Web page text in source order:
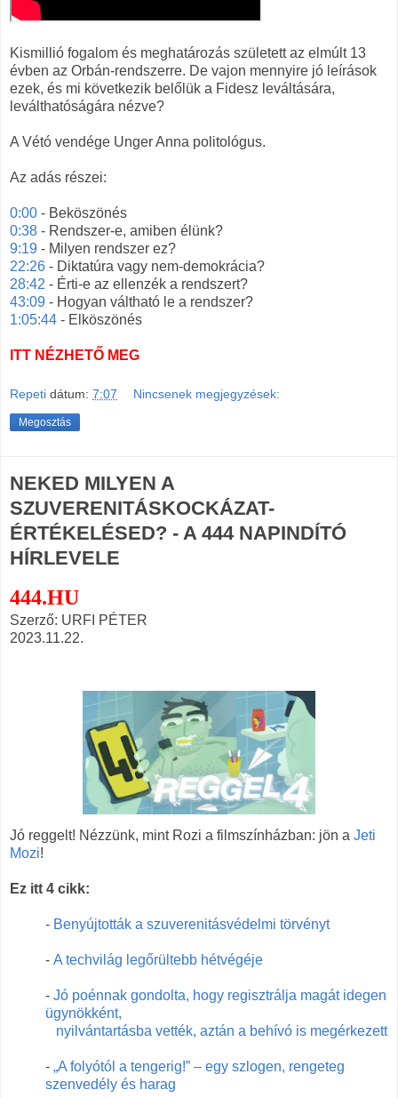
Kismillió fogalom és meghatározás született az elmúlt 13
évben az Orbán-rendszerre. De vajon mennyire jó leírások
ezek, és mi következik belőlük a Fidesz leváltására,
leválthatóságára nézve?
A Vétó vendége Unger Anna politológus.
Az adás részei:
0:00 - Beköszönés
0:38 - Rendszer-e, amiben élünk?
9:19 - Milyen rendszer ez?
22:26 - Diktatúra vagy nem-demokrácia?
28:42 - Érti-e az ellenzék a rendszert?
43:09 - Hogyan váltható le a rendszer?
1:05:44 - Elköszönés
ITT NÉZHETŐ MEG
Repeti dátum: 7:07 Nincsenek megjegyzések:
Megosztás
NEKED MILYEN A
SZUVERENITÁSKOCKÁZAT-
ÉRTÉKELÉSED? - A 444 NAPINDÍTÓ
HÍRLEVELE
444.HU
Szerző: URFI PÉTER
2023.11.22.
Jó reggelt! Nézzünk, mint Rozi a filmszínházban: jön a Jeti
Mozi!
Ez itt 4 cikk:
- Benyújtották a szuverenitásvédelmi törvényt
- A techvilág legőrültebb hétvégéje
- Jó poénnak gondolta, hogy regisztrálja magát idegen
ügynökként,
nyilvántartásba vették, aztán a behívó is megérkezett
- „A folyótól a tengerig!” – egy szlogen, rengeteg
szenvedély és harag